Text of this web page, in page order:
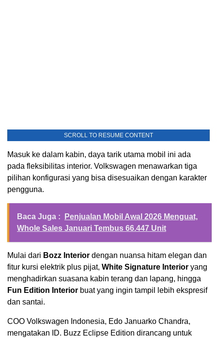
SCROLL TO RESUME CONTENT
Masuk ke dalam kabin, daya tarik utama mobil ini ada
pada fleksibilitas interior. Volkswagen menawarkan tiga
pilihan konfigurasi yang bisa disesuaikan dengan karakter
pengguna.
Baca Juga :
Penjualan Mobil Awal 2026 Menguat,
Whole Sales Januari Tembus 66.447 Unit
Mulai dari Bozz Interior dengan nuansa hitam elegan dan
fitur kursi elektrik plus pijat, White Signature Interior yang
menghadirkan suasana kabin terang dan lapang, hingga
Fun Edition Interior buat yang ingin tampil lebih ekspresif
dan santai.
COO Volkswagen Indonesia, Edo Januarko Chandra,
mengatakan ID. Buzz Eclipse Edition dirancang untuk